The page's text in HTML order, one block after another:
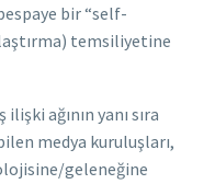
bir “self-
temsiliyetine
ağının yanı sıra
medya kuruluşları,
geleneğine